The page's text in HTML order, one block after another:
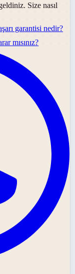
Size nasıl
garantisi nedir?
mısınız?